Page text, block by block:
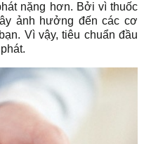
nặng hơn. Bởi vì thuốc
ảnh hưởng đến các cơ
Vì vậy, tiêu chuẩn đầu